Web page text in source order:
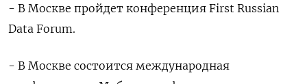
- В Москве пройдет конференция First Russian
Data Forum.
- В Москве состоится международная